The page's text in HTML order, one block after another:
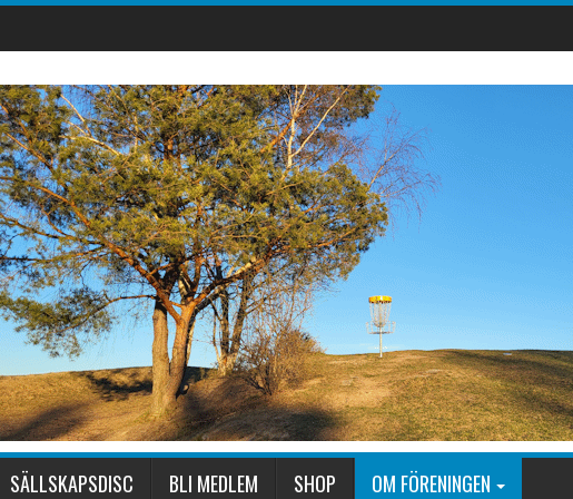
SÄLLSKAPSDISC BLI MEDLEM SHOP OM FÖRENINGEN